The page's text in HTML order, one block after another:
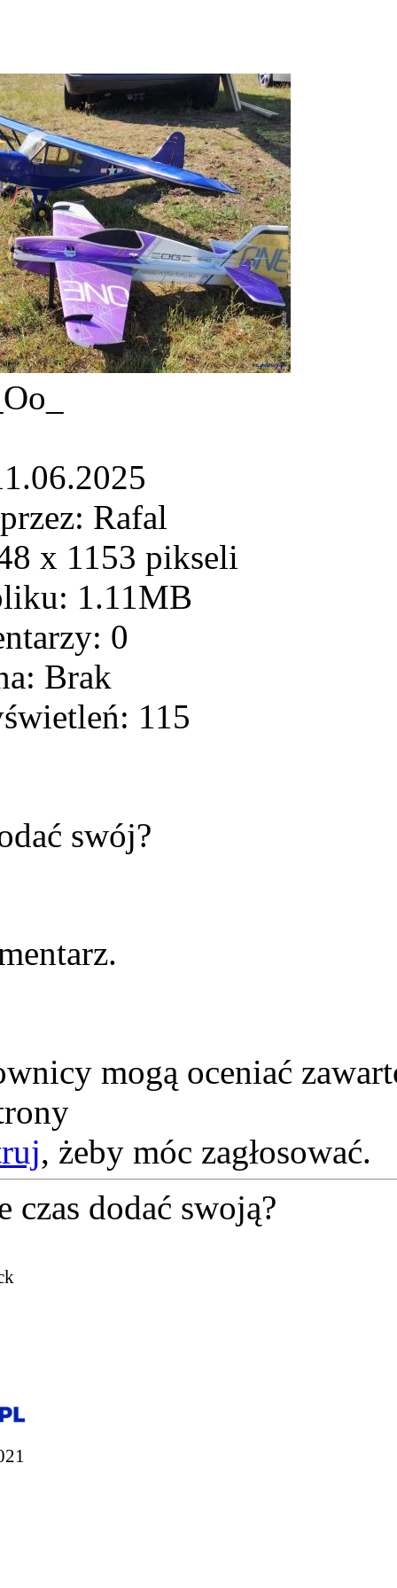
Rafal
x 1153 pikseli
1.11MB
0
Brak
115
swój?
mogą oceniać
, żeby móc zagłosować.
czas dodać swoją?